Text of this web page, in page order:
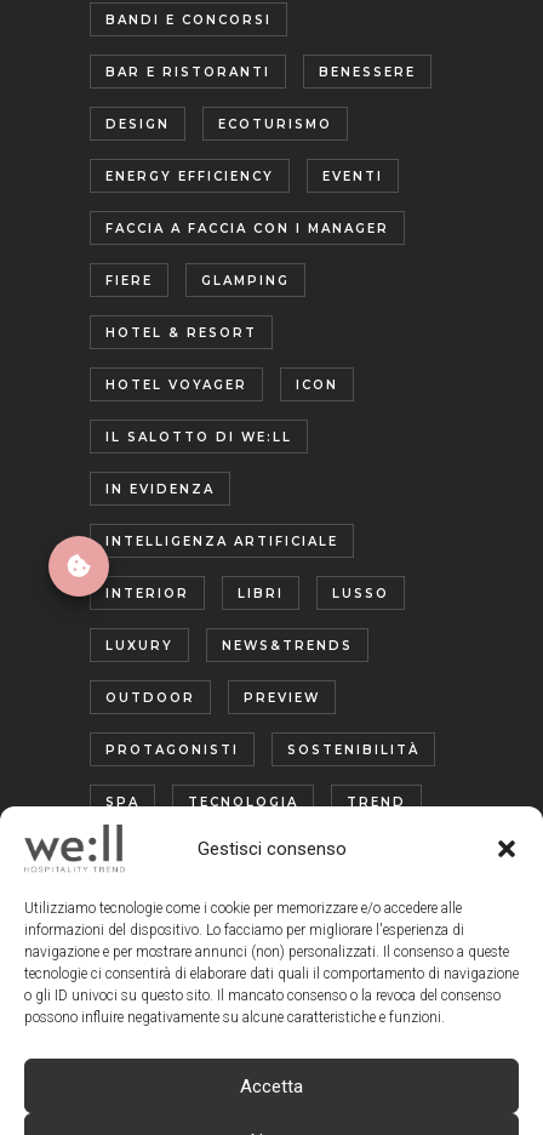
Gestisci consenso
Utilizziamo tecnologie come i cookie per memorizzare e/o accedere alle
informazioni del dispositivo. Lo facciamo per migliorare l'esperienza di
navigazione e per mostrare annunci (non) personalizzati. Il consenso a queste
tecnologie ci consentirà di elaborare dati quali il comportamento di navigazione
o gli ID univoci su questo sito. Il mancato consenso o la revoca del consenso
possono influire negativamente su alcune caratteristiche e funzioni.
Accetta
BANDI E CONCORSI
BAR E RISTORANTI BENESSERE
DESIGN ECOTURISMO
ENERGY EFFICIENCY EVENTI
FACCIA A FACCIA CON I MANAGER
FIERE GLAMPING
HOTEL & RESORT
HOTEL VOYAGER ICON
IL SALOTTO DI WE:LL
IN EVIDENZA
INTELLIGENZA ARTIFICIALE
INTERIOR LIBRI LUSSO
LUXURY NEWS&TRENDS
OUTDOOR PREVIEW
PROTAGONISTI SOSTENIBILITÀ
SPA TECNOLOGIA TREND
TURISMO ENOGASTRONOMICO
WELLNESS